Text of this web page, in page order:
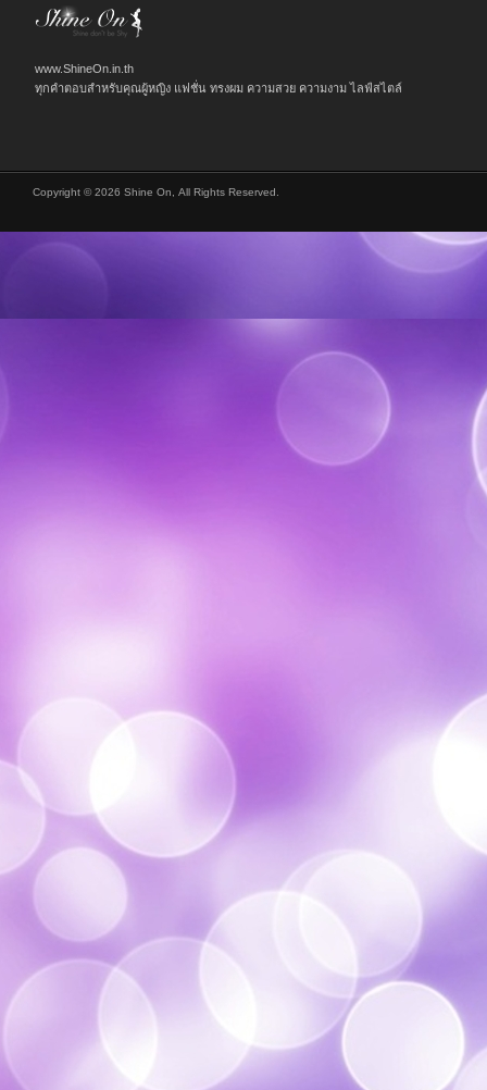
www.ShineOn.in.th
ทุกคำตอบสำหรับคุณผู้หญิง แฟชั่น ทรงผม ความสวย ความงาม ไลฟ์สไตล์
Copyright © 2026 Shine On, All Rights Reserved.